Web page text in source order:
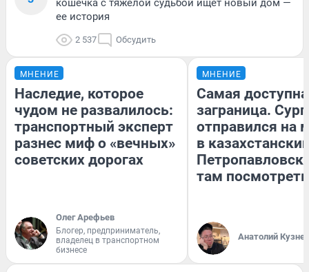
кошечка с тяжелой судьбой ищет новый дом —
ее история
2 537 Обсудить
МНЕНИЕ
Наследие, которое
чудом не развалилось:
транспортный эксперт
разнес миф о «вечных»
советских дорогах
Олег Арефьев
Блогер, предприниматель,
владелец в транспортном
бизнесе
МНЕНИЕ
Самая
заграница.
отправился на
в
там посмотреть
Анатолий